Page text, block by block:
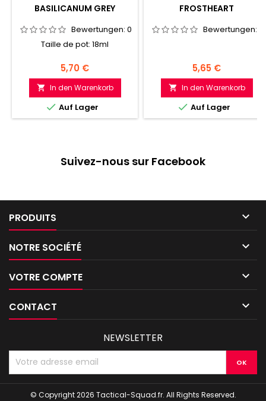
BASILICANUM GREY
Bewertungen: 0
Taille de pot: 18ml
Preis
5,70 €
 In den Warenkorb
 Auf Lager
FROSTHEART
Bewertungen:
Preis
5,65 €
 In den Warenkorb
 Auf Lager
Suivez-nous sur Facebook
PRODUITS 
NOTRE SOCIÉTÉ 
VOTRE COMPTE 
CONTACT 
NEWSLETTER
© Copyright 2026 Tactical-Squad.fr. All Rights Reserved.